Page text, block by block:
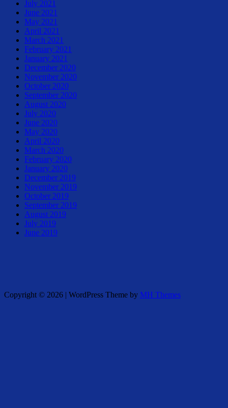
July 2021
June 2021
May 2021
April 2021
March 2021
February 2021
January 2021
December 2020
November 2020
October 2020
September 2020
August 2020
July 2020
June 2020
May 2020
April 2020
March 2020
February 2020
January 2020
December 2019
November 2019
October 2019
September 2019
August 2019
July 2019
June 2019
Copyright © 2026 | WordPress Theme by MH Themes